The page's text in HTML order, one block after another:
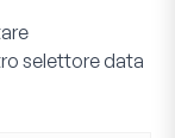
selettore data